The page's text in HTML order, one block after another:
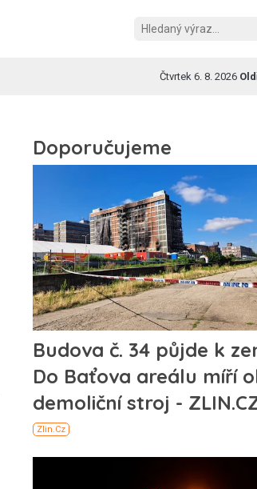
Čtvrtek 6. 8. 2026